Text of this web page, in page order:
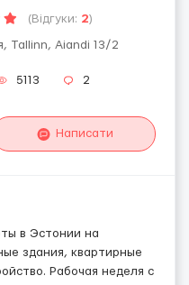
(Відгуки: 2)
Tallinn, Aiandi 13/2
5113 2
Написати
в Эстонии на
здания, квартирные
Рабочая неделя с